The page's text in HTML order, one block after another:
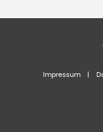
Impressum